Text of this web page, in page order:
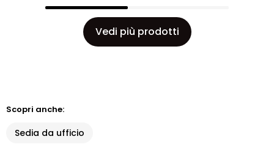
Vedi più prodotti
Scopri anche:
Sedia da ufficio